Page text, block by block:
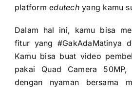
platformedutechyang kamu
Dalam hal ini, kamu bisa
fitur yang #GakAdaMatinya
Kamu bisa buat video
pakai Quad Camera 50MP,
dengan nyaman bersama